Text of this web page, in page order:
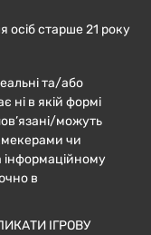
осіб старше 21 року
та/або
ні в якій формі
можуть
чи
інформаційному
в
ІГРОВУ